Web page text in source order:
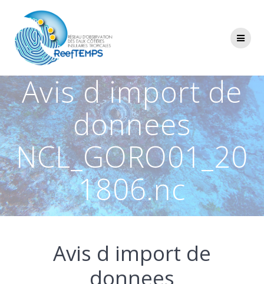
Avis d import de
donnees
NCL_GORO01_20
1806.nc
Avis d import de
donnees